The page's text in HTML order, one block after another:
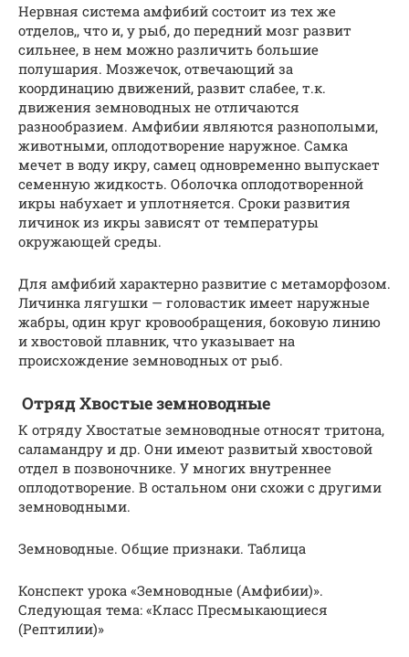
Нервная система амфибий состоит из тех же
отделов,, что и, у рыб, до передний мозг развит
сильнее, в нем можно различить большие
полушария. Мозжечок, отвечающий за
координацию движений, развит слабее, т.к.
движения земноводных не отличаются
разнообразием. Амфибии являются разнополыми,
животными, оплодотворение наружное. Самка
мечет в воду икру, самец одновременно выпускает
семенную жидкость. Оболочка оплодотворенной
икры набухает и уплотняется. Сроки развития
личинок из икры зависят от температуры
окружающей среды.
Для амфибий характерно развитие с метаморфозом.
Личинка лягушки — головастик имеет наружные
жабры, один круг кровообращения, боковую линию
и хвостовой плавник, что указывает на
происхождение земноводных от рыб.
Отряд Хвостые земноводные
К отряду Хвостатые земноводные относят тритона,
саламандру и др. Они имеют развитый хвостовой
отдел в позвоночнике. У многих внутреннее
оплодотворение. В остальном они схожи с другими
земноводными.
Земноводные. Общие признаки. Таблица
Конспект урока «Земноводные (Амфибии)».
Следующая тема: «Класс Пресмыкающиеся
(Рептилии)»